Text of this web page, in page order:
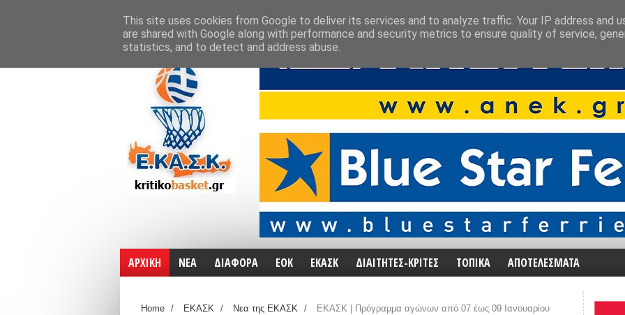
ΑΡΧΙΚΗ ΝΕΑ ΔΙΑΦΟΡΑ ΕΟΚ ΕΚΑΣΚ ΔΙΑΙΤΗΤΕΣ-ΚΡΙΤΕΣ ΤΟΠΙΚΑ ΑΠΟΤΕΛΕΣΜΑΤΑ
Home / ΕΚΑΣΚ / Νεα της ΕΚΑΣΚ /
ΕΚΑΣΚ | Πρόγραμμα αγώνων από 07 έως 09 Ιανουαρίου
This site uses cookies from Google to deliver its services and to analyze traffic. Your IP address and
are shared with Google along with performance and security metrics to ensure quality of service,
statistics, and to detect and address abuse.